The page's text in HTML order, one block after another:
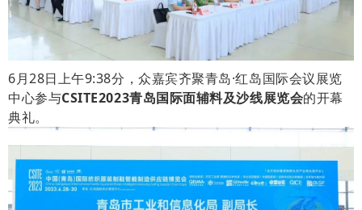
6月28日上午9:38分，众嘉宾齐聚青岛·红岛国际会议展览
中心参与CSITE2023青岛国际面辅料及沙线展览会的开幕
典礼。